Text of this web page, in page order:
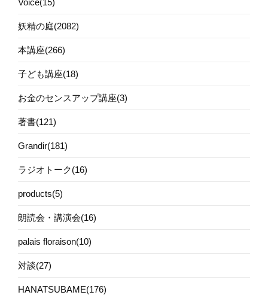
妖精の庭(2082)
本講座(266)
子ども講座(18)
お金のセンスアップ講座(3)
著書(121)
Grandir(181)
ラジオトーク(16)
products(5)
朗読会・講演会(16)
palais floraison(10)
対談(27)
HANATSUBAME(176)